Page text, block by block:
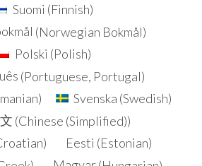
Suomi (Finnish)
(Norwegian Bokmål)
Polski (Polish)
(Portuguese, Portugal)
) Svenska (Swedish)
(Chinese (Simplified))
) Eesti (Estonian)